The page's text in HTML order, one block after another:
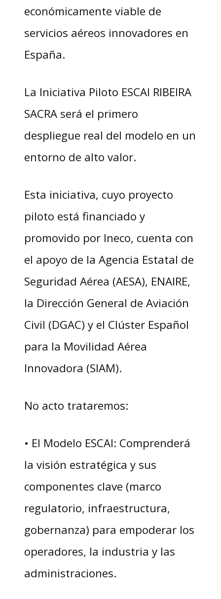
económicamente viable de
servicios aéreos innovadores en
España.
La Iniciativa Piloto ESCAI RIBEIRA
SACRA será el primero
despliegue real del modelo en un
entorno de alto valor.
Esta iniciativa, cuyo proyecto
piloto está financiado y
promovido por Ineco, cuenta con
el apoyo de la Agencia Estatal de
Seguridad Aérea (AESA), ENAIRE,
la Dirección General de Aviación
Civil (DGAC) y el Clúster Español
para la Movilidad Aérea
Innovadora (SIAM).
No acto trataremos:
• El Modelo ESCAI: Comprenderá
la visión estratégica y sus
componentes clave (marco
regulatorio, infraestructura,
gobernanza) para empoderar los
operadores, la industria y las
administraciones.